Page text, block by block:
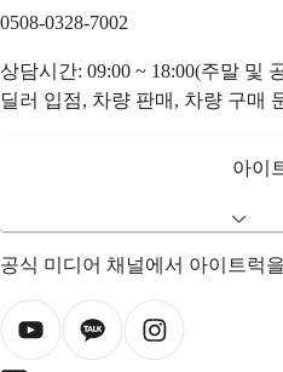
0508-0328-7002
상담시간: 09:00 ~ 18:00(주말 및
딜러 입점, 차량 판매, 차량 구매
아이
공식 미디어 채널에서 아이트럭